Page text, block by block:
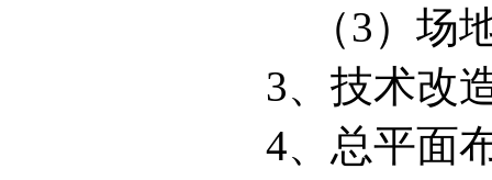
（3）场地标高
3、技术改造项目
4、总平面布置图